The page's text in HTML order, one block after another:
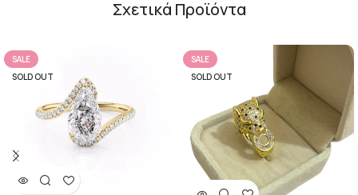
Σχετικά Προϊόντα
SALE
SOLD OUT
SALE
SOLD OUT